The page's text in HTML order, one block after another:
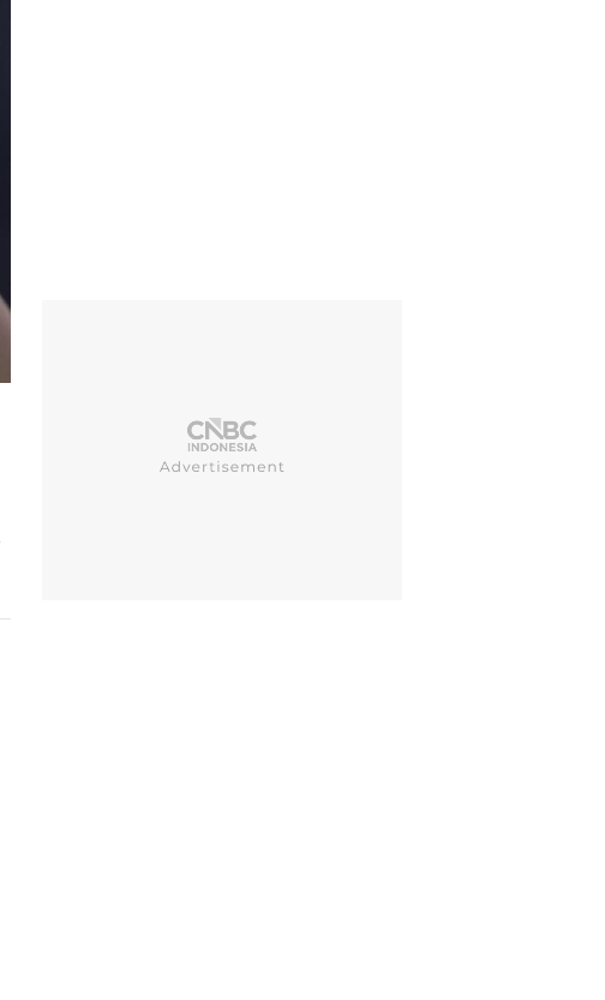
maupun liquid yang menjadi cairan utama. (CNBC Indonesia/Faisal